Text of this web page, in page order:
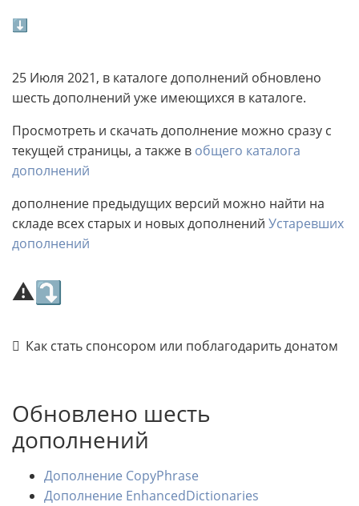
⬇
25 Июля 2021, в каталоге дополнений обновлено
шесть дополнений уже имеющихся в каталоге.
Просмотреть и скачать дополнение можно сразу с
текущей страницы, а также в общего каталога
дополнений
дополнение предыдущих версий можно найти на
складе всех старых и новых дополнений Устаревших
дополнений
⚠⤵
Как стать спонсором или поблагодарить донатом
Обновлено шесть
дополнений
Дополнение CopyPhrase
Дополнение EnhancedDictionaries